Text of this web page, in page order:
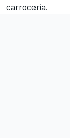
carrocería.